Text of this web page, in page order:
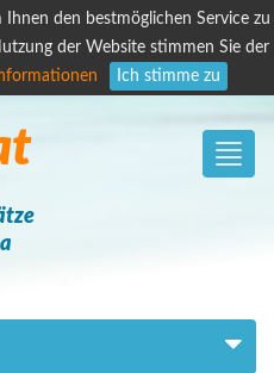
den bestmöglichen Service zu
der Website stimmen Sie der
Ich stimme zu
Toggle